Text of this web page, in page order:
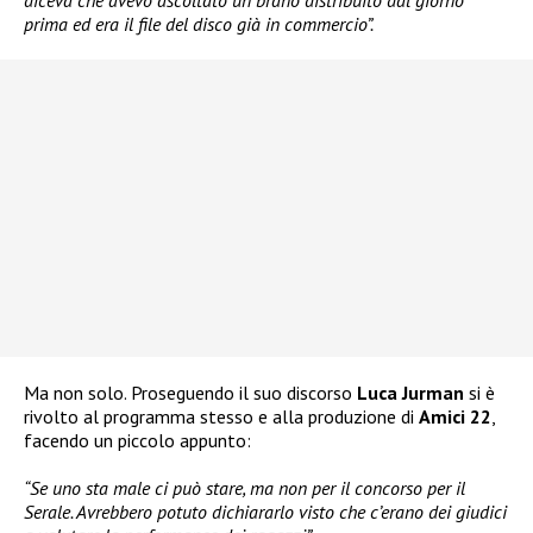
prima ed era il file del disco già in commercio”.
Ma non solo. Proseguendo il suo discorso Luca Jurman si è
rivolto al programma stesso e alla produzione di Amici 22,
facendo un piccolo appunto:
“Se uno sta male ci può stare, ma non per il concorso per il
Serale. Avrebbero potuto dichiararlo visto che c’erano dei giudici